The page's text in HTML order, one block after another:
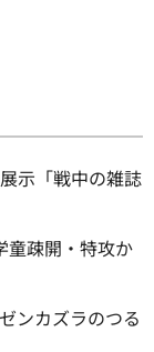
示「戦中の雑誌
童疎開・特攻か
ンカズラのつる